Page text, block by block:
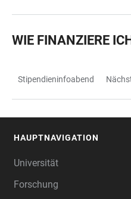
WIE FINANZIERE
Stipendieninfoabend
HAUPTNAVIGATION
Universität
Forschung